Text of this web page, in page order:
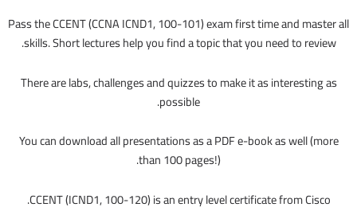
Pass the CCENT (CCNA ICND1, 100-101) exam first time and master all
skills. Short lectures help you find a topic that you need to review.
There are labs, challenges and quizzes to make it as interesting as
possible.
You can download all presentations as a PDF e-book as well (more
than 100 pages!).
CCENT (ICND1, 100-120) is an entry level certificate from Cisco.